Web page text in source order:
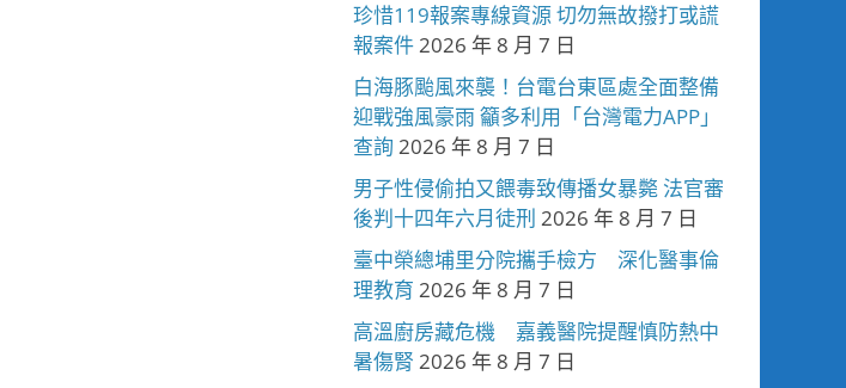
珍惜119報案專線資源 切勿無故撥打或謊
報案件2026 年 8 月 7 日
白海豚颱風來襲！台電台東區處全面整備
迎戰強風豪雨 籲多利用「台灣電力APP」
查詢 2026 年 8 月 7 日
男子性侵偷拍又餵毒致傳播女暴斃 法官審
後判十四年六月徒刑 2026 年 8 月 7 日
臺中榮總埔里分院攜手檢方 深化醫事倫
理教育 2026 年 8 月 7 日
高溫廚房藏危機 嘉義醫院提醒慎防熱中
暑傷腎 2026 年 8 月 7 日